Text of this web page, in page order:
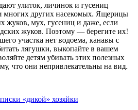
улиток, личинок и гусениц
многих других насекомых. Ящерицы
жуков, мух, гусениц и даже, если
жуков. Поэтому — берегите их!
участка нет водоема, канавы с
лягушки, выкопайте в вашем
детям убивать этих полезных
что они непривлекательны на вид.
«дикой» хозяйки